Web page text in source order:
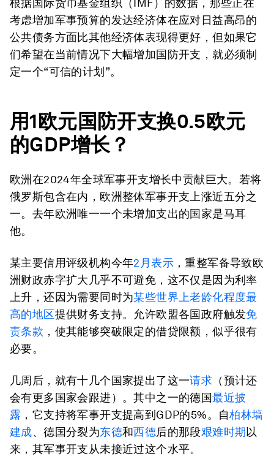
根据国际货币基金组织（IMF）的数据，那些正在
考虑增加军事预算的发达经济体在应对日益高昂的
公共债务方面比其他经济体表现得更好，但如果它
们希望在当前情况下大幅增加国防开支，就必须制
定一个“可信的计划”。
用1欧元国防开支换0.5欧元
的GDP增长？
欧洲在2024年全球军事开支增长中贡献巨大。若将
俄罗斯包含在内，欧洲整体军事开支上涨近五分之
一。去年欧洲唯一一个未增加支出的国家是马耳
他。
某主要信用评级机构今年2月表示 ，重整军备导致欧
洲财政赤字扩大几乎不可避免，这不仅是因为利率
上升，还因为需要同时为某些世界上老龄化程度最
高的地区提供财务支持。允许欧盟各国政府触发免
责条款 ，使其能够突破限定的借贷限额，似乎很有
必要。
几周后，就有十几个国家提出了这一请求 （预计还
会有更多国家会跟进）。其中之一的德国最近披
露 ，它支持将军事开支提高到GDP的5%。自柏林墙
建成、德国分裂为东德和西德后的那段艰难时期以
来，其军事开支从未接近过这个水平。